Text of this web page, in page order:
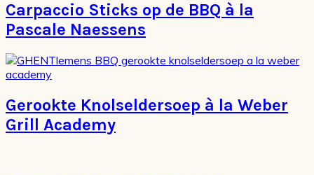
Carpaccio Sticks op de BBQ à la
Pascale Naessens
Gerookte Knolseldersoep à la Weber
Grill Academy